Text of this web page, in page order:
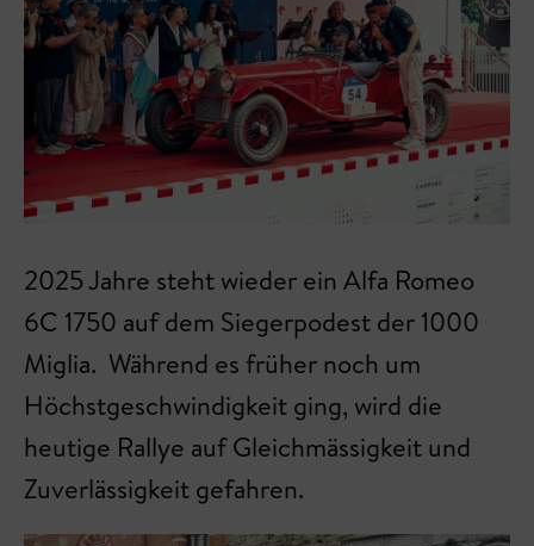
2025 Jahre steht wieder ein Alfa Romeo
6C 1750 auf dem Siegerpodest der 1000
Miglia. Während es früher noch um
Höchstgeschwindigkeit ging, wird die
heutige Rallye auf Gleichmässigkeit und
Zuverlässigkeit gefahren.